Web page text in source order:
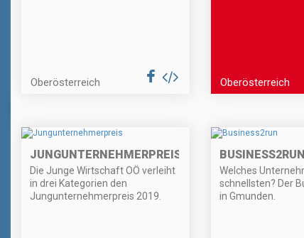
Oberösterreich Oberösterreich
JUNGUNTERNEHMERPREIS
Die Junge Wirtschaft OÖ verleiht
in drei Kategorien den
Jungunternehmerpreis 2019.
BUSINESS2RUN
Welches
schnellsten? Der
in Gmunden.